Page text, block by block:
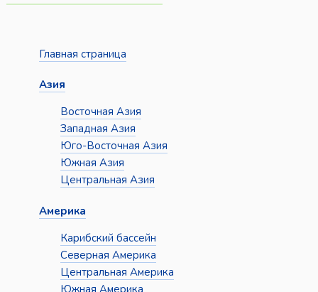
Главная страница
Азия
Восточная Азия
Западная Азия
Юго-Восточная Азия
Южная Азия
Центральная Азия
Америка
Карибский бассейн
Северная Америка
Центральная Америка